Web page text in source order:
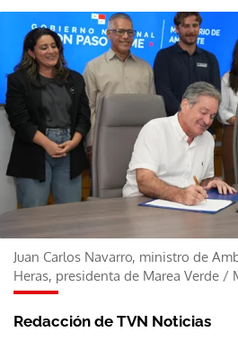
Juan Carlos Navarro, ministro de
Heras, presidenta de Marea Verde /
Redacción de TVN Noticias